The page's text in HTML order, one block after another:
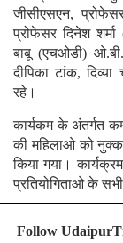
जीसीएसएन, प्रोफेसर
प्रोफेसर दिनेश शर्मा
बाबू (एचओडी)
दीपिका टांक,
रहे।
कार्यकम के अंतर्गत
की महिलाओ को
किया गया।
प्रतियोगिताओ के
Follow